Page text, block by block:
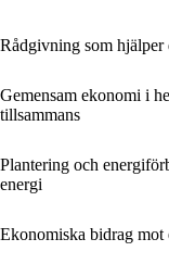
Rådgivning som
Gemensam ekonomi i
tillsammans
Plantering och
energi
Ekonomiska bidrag